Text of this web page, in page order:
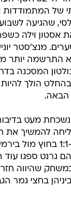
של
שהגיעה
הביסה 1:7 את אסטון
מנצ'סטר
התרשמה יותר
0:4 על בולטון
הולך להיות
הבאה.
מעט
להמשיך את
שלה כשסיימה ב-1:1 בחוץ
גרנט ספגו
במשחק שהיווה
בחצי גמר